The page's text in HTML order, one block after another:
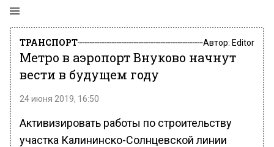
ТРАНСПОРТ Автор: Editor
Метро в аэропорт Внуково начнут
вести в будущем году
24 июня 2019, 16:50
Активизировать работы по строительству
участка Калининско-Солнцевской линии